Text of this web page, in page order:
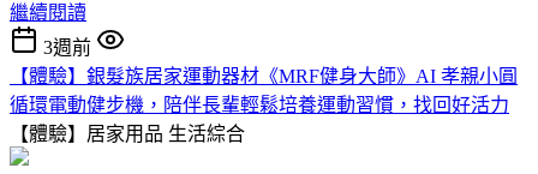
繼續閱讀
3週前
【體驗】銀髮族居家運動器材《MRF健身大師》AI 孝親小圓
循環電動健步機，陪伴長輩輕鬆培養運動習慣，找回好活力
【體驗】居家用品 生活綜合